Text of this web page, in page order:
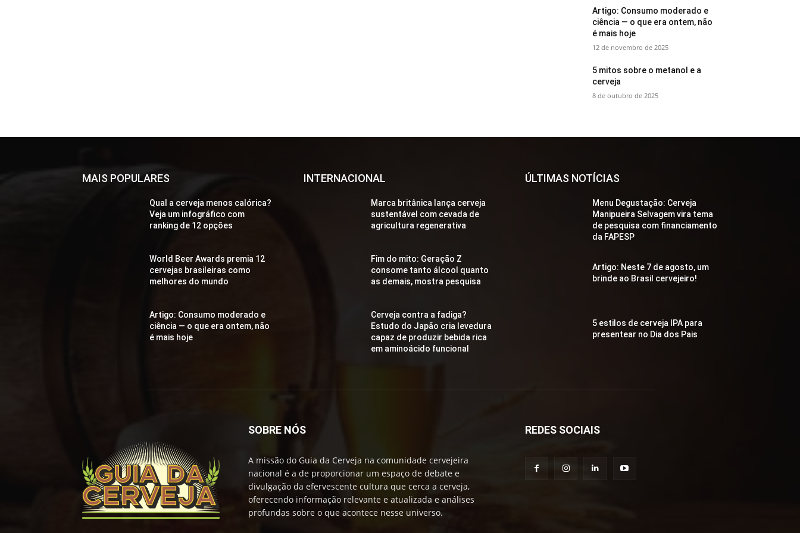
Artigo: Consumo moderado e
ciência — o que era ontem, não
é mais hoje
12 de novembro de 2025
5 mitos sobre o metanol e a
cerveja
8 de outubro de 2025
MAIS POPULARES
Qual a cerveja menos calórica?
Veja um infográfico com
ranking de 12 opções
World Beer Awards premia 12
cervejas brasileiras como
melhores do mundo
Artigo: Consumo moderado e
ciência — o que era ontem, não
é mais hoje
INTERNACIONAL
Marca britânica lança cerveja
sustentável com cevada de
agricultura regenerativa
Fim do mito: Geração Z
consome tanto álcool quanto
as demais, mostra pesquisa
Cerveja contra a fadiga?
Estudo do Japão cria levedura
capaz de produzir bebida rica
em aminoácido funcional
ÚLTIMAS NOTÍCIAS
Menu Degustação: Cerveja
Manipueira Selvagem vira tema
de pesquisa com financiamento
da FAPESP
Artigo: Neste 7 de agosto, um
brinde ao Brasil cervejeiro!
5 estilos de cerveja IPA para
presentear no Dia dos Pais
SOBRE NÓS
A missão do Guia da Cerveja na comunidade cervejeira
nacional é a de proporcionar um espaço de debate e
divulgação da efervescente cultura que cerca a cerveja,
oferecendo informação relevante e atualizada e análises
profundas sobre o que acontece nesse universo.
REDES SOCIAIS